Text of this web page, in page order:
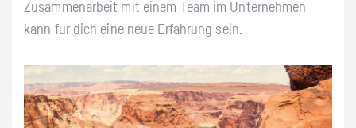
Zusammenarbeit mit einem Team im Unternehmen
kann für dich eine neue Erfahrung sein.